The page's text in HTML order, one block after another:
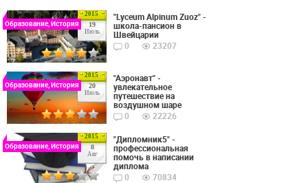
2015
19
Июль
Образование, История
"Lyceum Alpinum Zuoz" -
школа-пансион в
Швейцарии
0
23207
2015
20
Июль
Образование, История
"Аэронавт" -
увлекательное
путешествие на
воздушном шаре
0
22226
2015
8
Авг
Образование, История
"Дипломник5" -
профессиональная
помочь в написании
диплома
0
70834